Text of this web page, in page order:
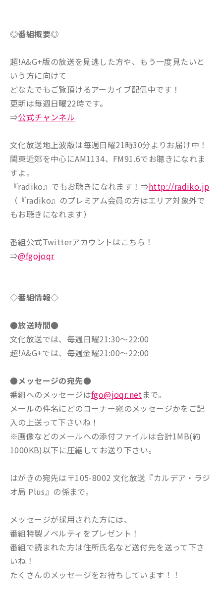
◎番組概要◎
超!A&G+版の放送を見逃した方や、もう一度見たいと
いう方に向けて
どなたでもご覧頂けるアーカイブ配信中です！
更新は毎週日曜22時です。
⇒公式チャンネル
文化放送地上波版は毎週日曜21時30分よりお届け中！
関東近郊を中心にAM1134、FM91.6でお聴きになれま
すよ。
『radiko』でもお聴きになれます！⇒http://radiko.jp
（『radiko』のプレミアム会員の方はエリア対象外で
もお聴きになれます）
番組公式Twitterアカウントはこちら！
⇒@fgojoqr
◇番組情報◇
●放送時間●
文化放送では、毎週日曜21:30～22:00
超!A&G+では、毎週金曜21:00～22:00
●メッセージの宛先●
番組へのメッセージはfgo@joqr.netまで。
メールの件名にどのコーナー宛のメッセージかをご記
入の上送って下さいね！
※画像などのメールへの添付ファイルは合計1MB(約
1000KB)以下に圧縮してお送り下さい。
はがきの宛先は〒105-8002 文化放送『カルデア・ラジ
オ局 Plus』の係まで。
メッセージが採用された方には、
番組特製ノベルティをプレゼント！
番組で読まれた方は住所氏名など送付先を送って下さ
いね！
たくさんのメッセージをお待ちしています！！